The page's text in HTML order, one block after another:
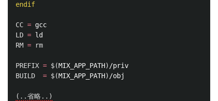
endif
CC =
LD =
RM = rm
PREFIX = $(MIX_APP_PATH)
BUILD
= $(MIX_APP_PATH) /obj
(..省略..)